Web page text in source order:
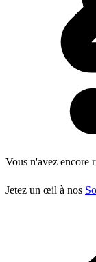
Vous n'avez encore
Jetez un œil à nos